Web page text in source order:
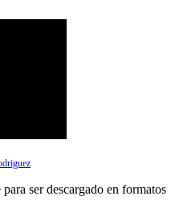
ser descargado en formatos